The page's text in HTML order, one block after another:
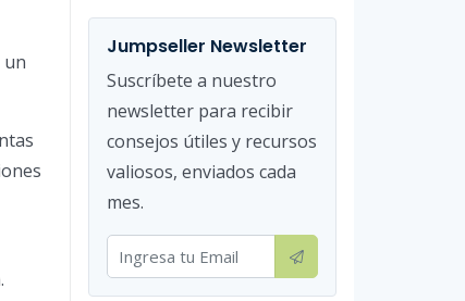
un
Jumpseller Newsletter
Suscríbete a nuestro
newsletter para recibir
consejos útiles y recursos
valiosos, enviados cada
mes.